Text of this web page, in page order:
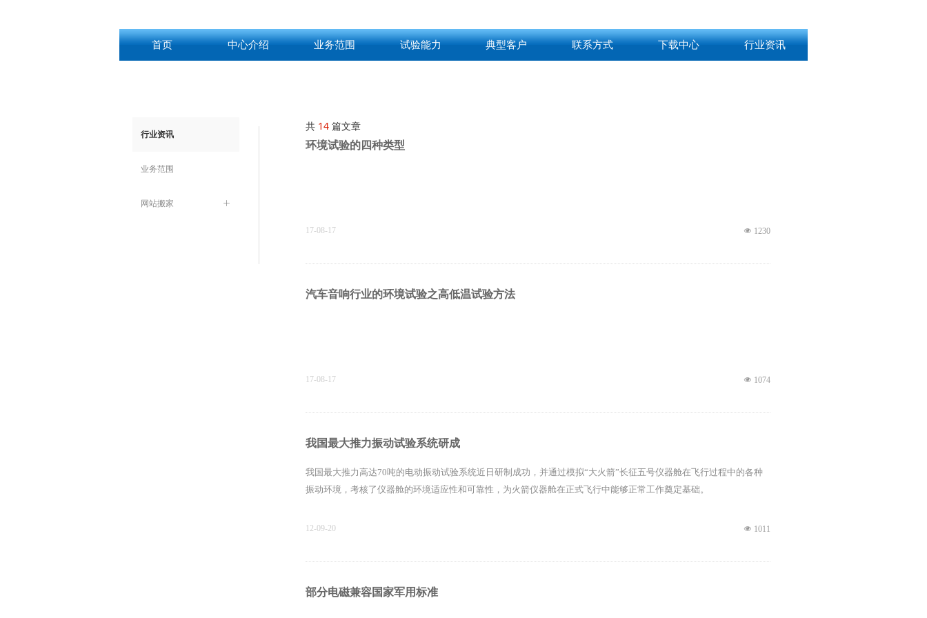
首页 中心介绍 业务范围 试验能力 典型客户 联系方式 下载中心 行业资讯
共 14 篇文章
环境试验的四种类型
넶 1230
17-08-17
汽车音响行业的环境试验之高低温试验方法
넶 1074
17-08-17
我国最大推力振动试验系统研成
我国最大推力高达70吨的电动振动试验系统近日研制成功，并通过模拟“大火箭”长征五号仪器舱在飞行过程中的各种
振动环境，考核了仪器舱的环境适应性和可靠性，为火箭仪器舱在正式飞行中能够正常工作奠定基础。
넶 1011
12-09-20
部分电磁兼容国家军用标准
行业资讯
业务范围
ꄶ
网站搬家